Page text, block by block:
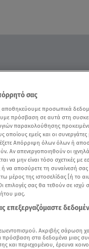
Add star.gr on
σας
αποθηκεύουμε προσωπικά
πρόσβαση σε αυτά στη
παρακολούθησης
οποίους εμείς και οι
Απόρριψη όλων όλων ή
Αν απενεργοποιηθούν οι
να μην είναι τόσο σχετικές
ή να αποσύρετε τη συναίνεσή
μέρος της ιστοσελίδας [ή το
επιλογές σας θα τεθούν σε ισχύ
μας.
επεξεργαζόμαστε
Ακριβής σάρωση
στα δεδομένα μιας
και περιεχομένου, έρευνα